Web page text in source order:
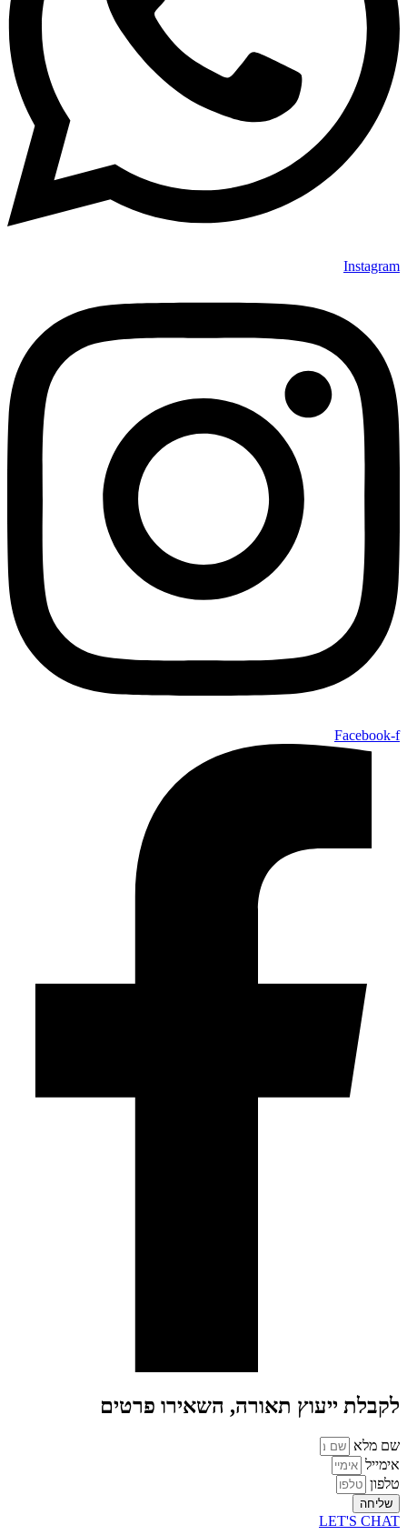
Instagram
Facebook-f
לקבלת ייעוץ תאורה, השאירו פרטים
שם מלא
אימייל
טלפון
שליחה
LET'S CHAT